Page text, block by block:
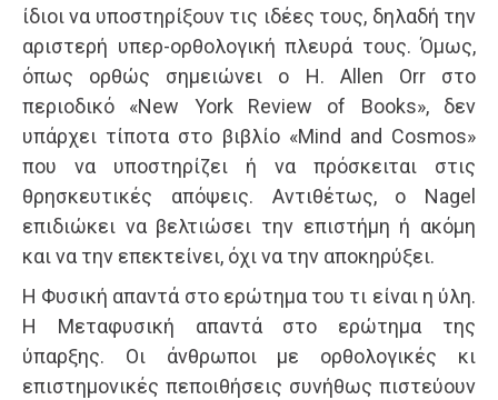
ίδιοι να υποστηρίξουν τις ιδέες τους, δηλαδή την
αριστερή υπερ-ορθολογική πλευρά τους. Όμως,
όπως ορθώς σημειώνει ο H. Allen Orr στο
περιοδικό «New York Review of Books», δεν
υπάρχει τίποτα στο βιβλίο «Mind and Cosmos»
που να υποστηρίζει ή να πρόσκειται στις
θρησκευτικές απόψεις. Αντιθέτως, ο Nagel
επιδιώκει να βελτιώσει την επιστήμη ή ακόμη
και να την επεκτείνει, όχι να την αποκηρύξει.
Η Φυσική απαντά στο ερώτημα του τι είναι η ύλη.
Η Μεταφυσική απαντά στο ερώτημα της
ύπαρξης. Οι άνθρωποι με ορθολογικές κι
επιστημονικές πεποιθήσεις συνήθως πιστεύουν